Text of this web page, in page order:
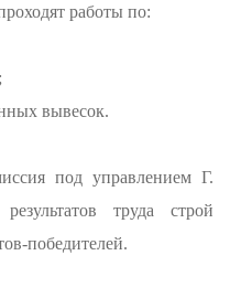
работы по:
вывесок.
под управлением Г.
труда строй
победителей.